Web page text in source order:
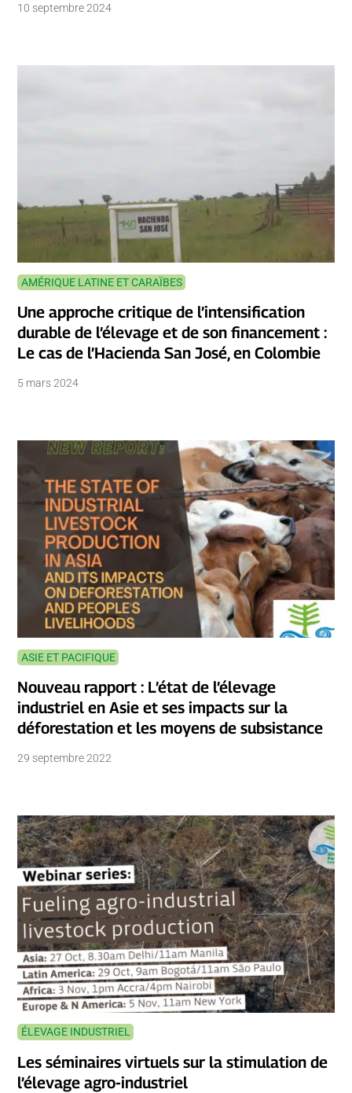
10 septembre 2024
AMÉRIQUE LATINE ET CARAÏBES
Une approche critique de l’intensification
durable de l’élevage et de son financement :
Le cas de l’Hacienda San José, en Colombie
5 mars 2024
ASIE ET PACIFIQUE
Nouveau rapport : L’état de l’élevage
industriel en Asie et ses impacts sur la
déforestation et les moyens de subsistance
29 septembre 2022
ÉLEVAGE INDUSTRIEL
Les séminaires virtuels sur la stimulation de
l’élevage agro-industriel